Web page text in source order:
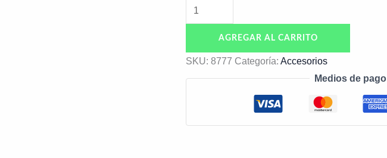
AGREGAR AL CARRITO
SKU: 8777 Categoría: Accesorios
Medios de pago